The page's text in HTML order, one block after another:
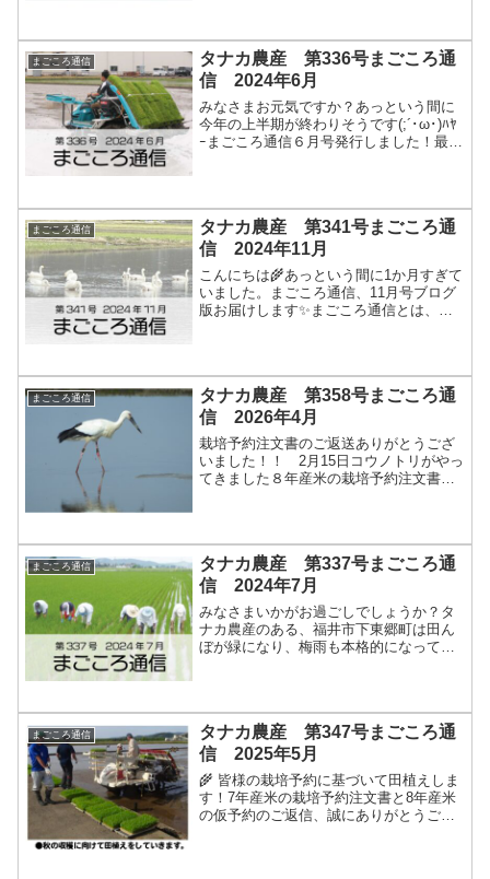
とうございました！今年度...
まごころ通信
タナカ農産 第336号まごころ通
信 2024年6月
みなさまお元気ですか？あっという間に
今年の上半期が終わりそうです(;´･ω･)ﾊﾔ
ｰまごころ通信６月号発行しました！最後
す。６月の田...
まごころ通信
タナカ農産 第341号まごころ通
信 2024年11月
こんにちは🌾あっという間に1か月すぎて
いました。まごころ通信、11月号ブログ
版お届けします✨まごころ通信とは、タ
読んでほしいです。冬...
まごころ通信
タナカ農産 第358号まごころ通
信 2026年4月
栽培予約注文書のご返送ありがとうござ
いました！！ 2月15日コウノトリがやっ
てきました８年産米の栽培予約注文書の
励みになります。タナ...
まごころ通信
タナカ農産 第337号まごころ通
信 2024年7月
みなさまいかがお過ごしでしょうか？タ
ナカ農産のある、福井市下東郷町は田ん
ぼが緑になり、梅雨も本格的になってき
嬉しいです！ご予約いただ...
まごころ通信
タナカ農産 第347号まごころ通
信 2025年5月
🌾 皆様の栽培予約に基づいて田植えしま
す！7年産米の栽培予約注文書と8年産米
の仮予約のご返信、誠にありがとうござ